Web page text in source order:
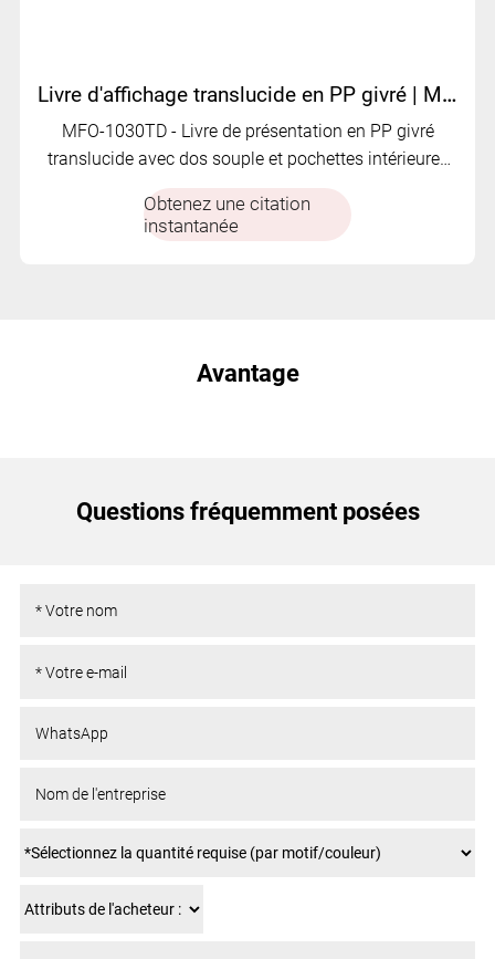
Livre d'affichage translucide en PP givré | MFO-1030TD
MFO-1030TD - Livre de présentation en PP givré
translucide avec dos souple et pochettes intérieures
Obtenez une citation
instantanée
Avantage
Questions fréquemment posées